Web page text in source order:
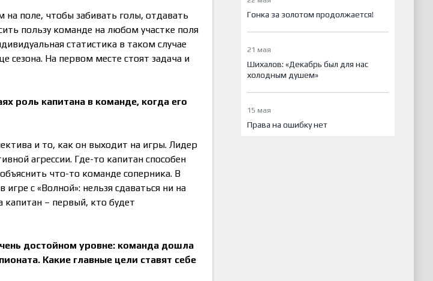
поле, чтобы забивать голы, отдавать
пользу команде на любом участке поля
статистика в таком случае
сезона. На первом месте стоят задача и
роль капитана в команде, когда его
и то, как он выходит на игры. Лидер
агрессии. Где-то капитан способен
что-то команде соперника. В
с «Волной»: нельзя сдаваться ни на
капитан – первый, кто будет
достойном уровне: команда дошла
Какие главные цели ставят себе
Гонка за золотом продолжается!
21 мая
Шихалов: «Декабрь был для нас
холодным душем»
15 мая
Права на ошибку нет